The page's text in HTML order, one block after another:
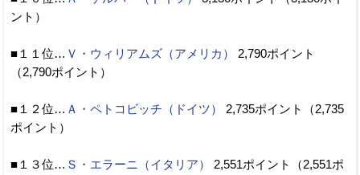
ント）
■１１位… Ｖ・ウィリアムズ（アメリカ）
2,790ポイント
（2,790ポイント）
■１２位… Ａ・ペトコビッチ（ドイツ）
2,735ポイント（2,735
ポイント）
■１３位… Ｓ・エラーニ（イタリア）
2,551ポイント（2,551ポ